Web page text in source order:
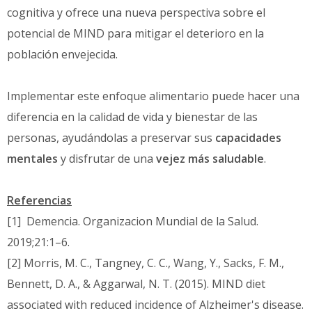
cognitiva y ofrece una nueva perspectiva sobre el
potencial de MIND para mitigar el deterioro en la
población envejecida.
Implementar este enfoque alimentario puede hacer una
diferencia en la calidad de vida y bienestar de las
personas, ayudándolas a preservar sus capacidades
mentales y disfrutar de una vejez más saludable.
Referencias
[1] Demencia. Organizacion Mundial de la Salud.
2019;21:1–6.
[2] Morris, M. C., Tangney, C. C., Wang, Y., Sacks, F. M.,
Bennett, D. A., & Aggarwal, N. T. (2015). MIND diet
associated with reduced incidence of Alzheimer's disease.